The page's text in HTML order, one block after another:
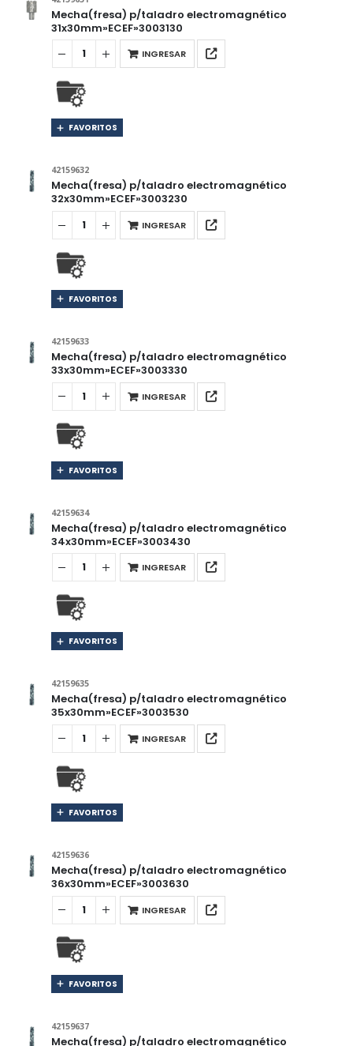
Mecha(fresa) p/taladro electromagnético
31x30mm»ECEF»3003130
INGRESAR
FAVORITOS
42159632
Mecha(fresa) p/taladro electromagnético
32x30mm»ECEF»3003230
INGRESAR
FAVORITOS
42159633
Mecha(fresa) p/taladro electromagnético
33x30mm»ECEF»3003330
INGRESAR
FAVORITOS
42159634
Mecha(fresa) p/taladro electromagnético
34x30mm»ECEF»3003430
INGRESAR
FAVORITOS
42159635
Mecha(fresa) p/taladro electromagnético
35x30mm»ECEF»3003530
INGRESAR
FAVORITOS
42159636
Mecha(fresa) p/taladro electromagnético
36x30mm»ECEF»3003630
INGRESAR
FAVORITOS
42159637
Mecha(fresa) p/taladro electromagnético